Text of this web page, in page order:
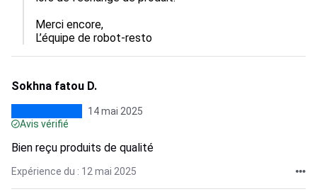
Merci encore,
L’équipe de robot-resto
Sokhna fatou D.
14 mai 2025
Avis vérifié
Bien reçu produits de qualité
Expérience du : 12 mai 2025